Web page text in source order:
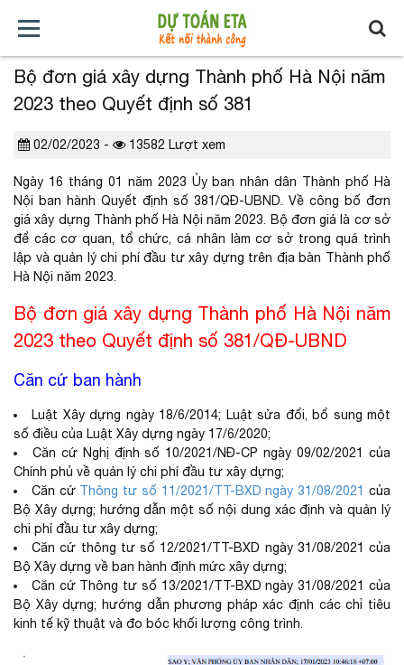
TRANG
GIỚI
TẢI
TIN
BÁO
KHÓA
DỰNG
Bộ đơn giá xây dựng Thành phố Hà Nội năm
2023 theo Quyết định số 381
02/02/2023 - 13582 Lượt xem
Ngày 16 tháng 01 năm 2023 Ủy ban nhân dân Thành phố Hà
Nội ban hành Quyết định số 381/QĐ-UBND. Về công bố đơn
giá xây dựng Thành phố Hà Nội năm 2023. Bộ đơn giá là cơ sở
để các cơ quan, tổ chức, cá nhân làm cơ sở trong quá trình
lập và quản lý chi phí đầu tư xây dựng trên địa bàn Thành phố
Hà Nội năm 2023.
Bộ đơn giá xây dựng Thành phố Hà Nội năm
2023 theo Quyết định số 381/QĐ-UBND
Căn cứ ban hành
Luật Xây dựng ngày 18/6/2014; Luật sửa đổi, bổ sung một
số điều của Luật Xây dựng ngày 17/6/2020;
Căn cứ Nghị định số 10/2021/NĐ-CP ngày 09/02/2021 của
Chính phủ về quản lý chi phí đầu tư xây dựng;
Căn cứ Thông tư số 11/2021/TT-BXD ngày 31/08/2021 của
Bộ Xây dựng; hướng dẫn một số nội dung xác định và quản lý
chi phí đầu tư xây dựng;
Căn cứ thông tư số 12/2021/TT-BXD ngày 31/08/2021 của
Bộ Xây dựng về ban hành định mức xây dựng;
Căn cứ Thông tư số 13/2021/TT-BXD ngày 31/08/2021 của
Bộ Xây dựng; hướng dẫn phương pháp xác định các chỉ tiêu
kinh tế kỹ thuật và đo bóc khối lượng công trình.